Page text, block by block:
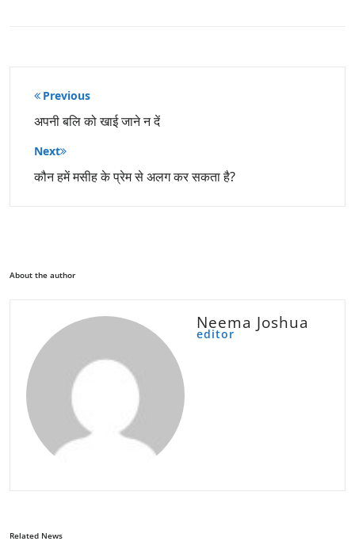
पोस्ट
नेविगेशन
Previous
अपनी बलि को खाई जाने न दें
Next
कौन हमें मसीह के प्रेम से अलग कर सकता है?
About the author
Neema Joshua
editor
Related News